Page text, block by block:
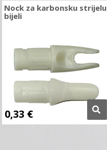
Nock za karbonsku strijelu
bijeli
0,33 €